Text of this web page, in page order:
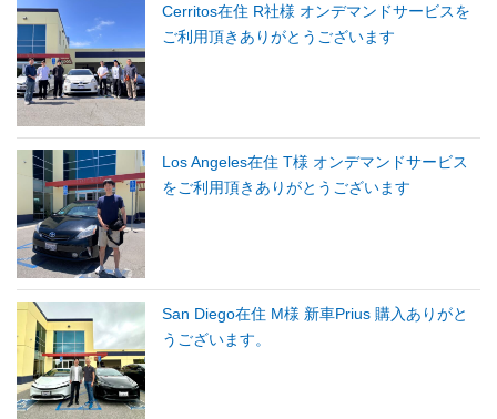
Cerritos在住 R社様 オンデマンドサービスを
ご利用頂きありがとうございます
Los Angeles在住 T様 オンデマンドサービス
をご利用頂きありがとうございます
San Diego在住 M様 新車Prius 購入ありがと
うございます。